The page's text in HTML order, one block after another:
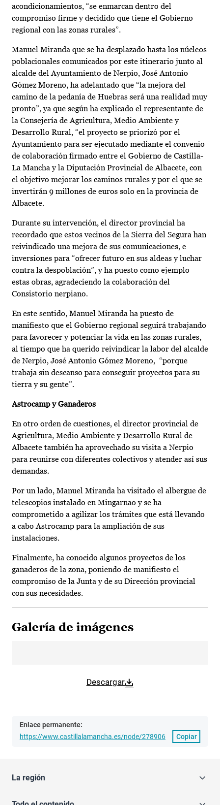
acondicionamientos, “se enmarcan dentro del
compromiso firme y decidido que tiene el Gobierno
regional con las zonas rurales”.
Manuel Miranda que se ha desplazado hasta los núcleos
poblacionales comunicados por este itinerario junto al
alcalde del Ayuntamiento de Nerpio, José Antonio
Gómez Moreno, ha adelantado que “la mejora del
camino de la pedanía de Huebras será una realidad muy
pronto”, ya que según ha explicado el representante de
la Consejería de Agricultura, Medio Ambiente y
Desarrollo Rural, “el proyecto se priorizó por el
Ayuntamiento para ser ejecutado mediante el convenio
de colaboración firmado entre el Gobierno de Castilla-
La Mancha y la Diputación Provincial de Albacete, con
el objetivo mejorar los caminos rurales y por el que se
invertirán 9 millones de euros solo en la provincia de
Albacete.
Durante su intervención, el director provincial ha
recordado que estos vecinos de la Sierra del Segura han
reivindicado una mejora de sus comunicaciones, e
inversiones para “ofrecer futuro en sus aldeas y luchar
contra la despoblación”, y ha puesto como ejemplo
estas obras, agradeciendo la colaboración del
Consistorio nerpiano.
En este sentido, Manuel Miranda ha puesto de
manifiesto que el Gobierno regional seguirá trabajando
para favorecer y potenciar la vida en las zonas rurales,
al tiempo que ha querido reivindicar la labor del alcalde
de Nerpio, José Antonio Gómez Moreno, “porque
trabaja sin descanso para conseguir proyectos para su
tierra y su gente”.
Astrocamp y Ganaderos
En otro orden de cuestiones, el director provincial de
Agricultura, Medio Ambiente y Desarrollo Rural de
Albacete también ha aprovechado su visita a Nerpio
para reunirse con diferentes colectivos y atender así sus
demandas.
Por un lado, Manuel Miranda ha visitado el albergue de
telescopios instalado en Mingarnao y se ha
comprometido a agilizar los trámites que está llevando
a cabo Astrocamp para la ampliación de sus
instalaciones.
Finalmente, ha conocido algunos proyectos de los
ganaderos de la zona, poniendo de manifiesto el
compromiso de la Junta y de su Dirección provincial
con sus necesidades.
Galería de imágenes
Descargar
Enlace permanente:
https://www.castillalamancha.es/node/278906
Copiar
La región